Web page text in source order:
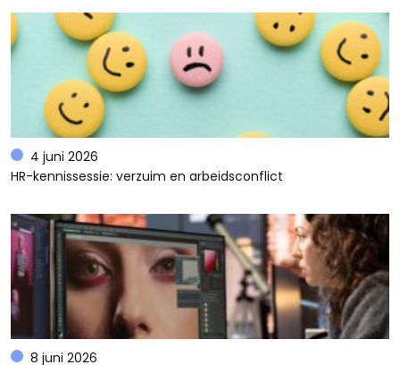
4 juni 2026
HR-kennissessie: verzuim en arbeidsconflict
8 juni 2026